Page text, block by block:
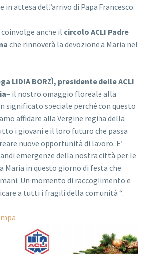
in attesa dell’arrivo di Papa Francesco.
anche il circolo ACLI Padre
che rinnoverà la devozione a Maria nel
LIDIA BORZÌ, presidente delle ACLI
– il nostro omaggio floreale alla
significato speciale perché con questo
affidare alla Vergine regina della
i giovani e il loro futuro che passa
nuove opportunità di lavoro. E’
emergenze della nostra città per le
Maria in questo giorno di festa che
Un momento di raccoglimento e
a tutti i fragili della comunità “.